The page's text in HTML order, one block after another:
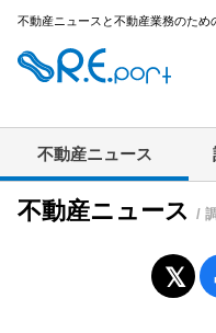
不動産ニュースと不動産業務のため
不動産ニュース
不動産ニュース /